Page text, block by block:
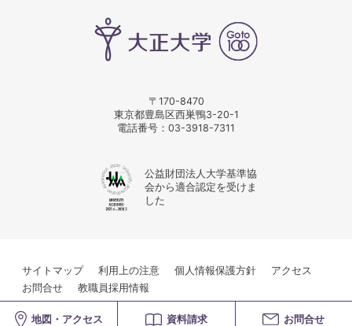
〒170-8470
東京都豊島区西巣鴨3-20-1
電話番号： 03-3918-7311
公益財団法人大学基準協
会から適合認定を受けま
した
サイトマップ 利用上の注意 個人情報保護方針
アクセス
お問合せ
教職員採用情報
地図・アクセス 資料請求 お問合せ